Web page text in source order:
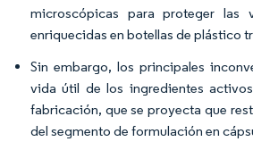
microscópicas para proteger las
enriquecidas en botellas de plástico
Sin embargo, los principales
vida útil de los ingredientes
fabricación, que se proyecta que
del segmento de formulación en